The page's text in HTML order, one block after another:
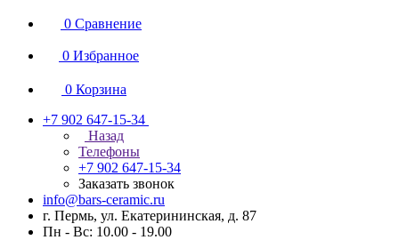
0 Сравнение
0 Избранное
0 Корзина
+7 902 647-15-34
Назад
Телефоны
+7 902 647-15-34
Заказать звонок
info@bars-ceramic.ru
г. Пермь, ул. Екатерининская, д. 87
Пн - Вс: 10.00 - 19.00